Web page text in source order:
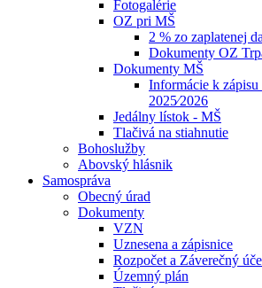
Fotogalérie
OZ pri MŠ
2 % zo zaplatenej
Dokumenty OZ
Dokumenty MŠ
Informácie k zápisu
2025⁄2026
Jedálny lístok - MŠ
Tlačivá na stiahnutie
Bohoslužby
Abovský hlásnik
Samospráva
Obecný úrad
Dokumenty
VZN
Uznesena a zápisnice
Rozpočet a Záverečný
Územný plán